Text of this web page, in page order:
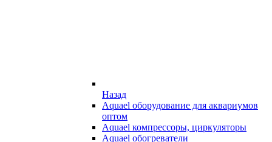
Назад
Aquael оборудование для аквариумов
оптом
Aquael компрессоры, циркуляторы
Aquael обогреватели